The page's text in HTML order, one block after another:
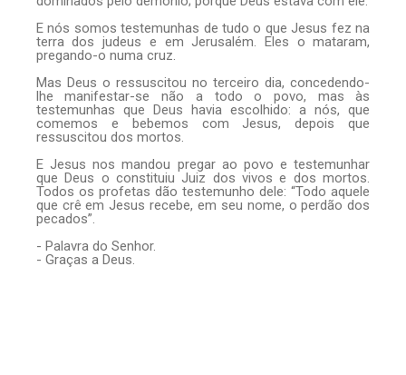
E nós somos testemunhas de tudo o que Jesus fez na
terra dos judeus e em Jerusalém. Eles o mataram,
pregando-o numa cruz.
Mas Deus o ressuscitou no terceiro dia, concedendo-
lhe manifestar-se não a todo o povo, mas às
testemunhas que Deus havia escolhido: a nós, que
comemos e bebemos com Jesus, depois que
ressuscitou dos mortos.
E Jesus nos mandou pregar ao povo e testemunhar
que Deus o constituiu Juiz dos vivos e dos mortos.
Todos os profetas dão testemunho dele: “Todo aquele
que crê em Jesus recebe, em seu nome, o perdão dos
pecados”.
- Palavra do Senhor.
- Graças a Deus.